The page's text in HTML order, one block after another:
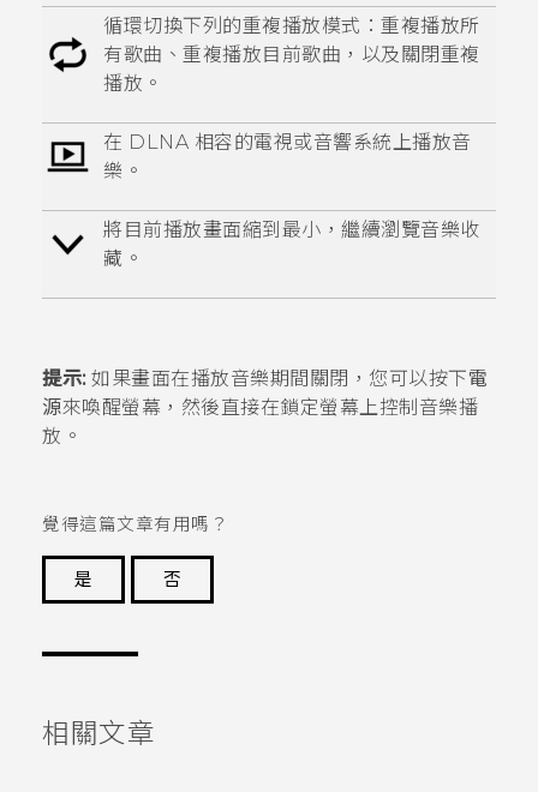
循環切換下列的重複播放模式：重複播放所
有歌曲、重複播放目前歌曲，以及關閉重複
播放。
在 DLNA 相容的電視或音響系統上播放音
樂。
將 目前播放畫面縮到最小，繼續瀏覽音樂收
藏。
提示:如果畫面在播放音樂期間關閉，您可以按下電
源來喚醒螢幕，然後直接在鎖定螢幕上控制音樂播
放。
覺得這篇文章有用嗎？
是
否
相關文章